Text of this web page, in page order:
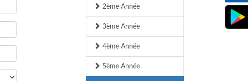
2ème Année
3ème Année
4ème Année
5ème Année